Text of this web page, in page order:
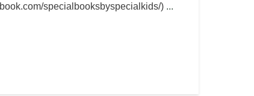
specialbooksbyspecialkids/) ...